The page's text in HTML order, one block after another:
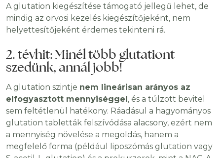
A glutation kiegészítése támogató jellegű lehet, de
mindig az orvosi kezelés kiegészítőjeként, nem
helyettesítőjeként érdemes tekinteni rá.
2. tévhit: Minél több glutationt
szedünk, annál jobb!
A glutation szintje nem lineárisan arányos az
elfogyasztott mennyiséggel, és a túlzott bevitel
sem feltétlenül hatékony. Ráadásul a hagyományos
glutation tabletták felszívódása alacsony, ezért nem
a mennyiség növelése a megoldás, hanem a
megfelelő forma (például liposzómás glutation vagy